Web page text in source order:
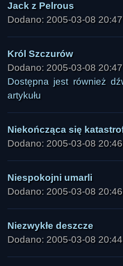
Jack z Pelrous
Dodano: 2005-03-08
Król Szczurów
Dodano: 2005-03-08
Dostępna jest również
artykułu
Niekończąca się
Dodano: 2005-03-08
Niespokojni umarli
Dodano: 2005-03-08
Niezwykłe deszcze
Dodano: 2005-03-08